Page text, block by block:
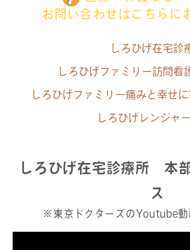
お問い合わせはこちらに
しろひげ在宅診
しろひげファミリー訪問看
しろひげファミリー痛みと幸せ
しろひげレンジャ
しろひげ在宅診療所 本
ス
※東京ドクターズのYoutube動